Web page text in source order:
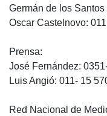
Germán de los
Oscar Castelnovo:
Prensa:
José Fernández:
Luis Angió: 011- 15
Red Nacional de